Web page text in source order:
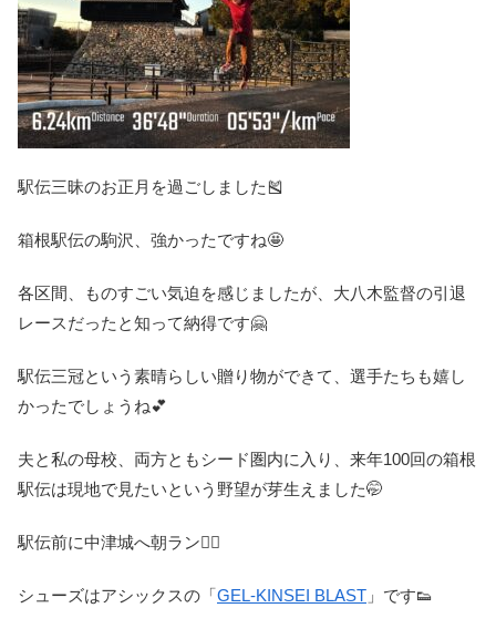
駅伝三昧のお正月を過ごしました🎽
箱根駅伝の駒沢、強かったですね🤩
各区間、ものすごい気迫を感じましたが、大八木監督の引退
レースだったと知って納得です🤗
駅伝三冠という素晴らしい贈り物ができて、選手たちも嬉し
かったでしょうね💕
夫と私の母校、両方ともシード圏内に入り、来年100回の箱根
駅伝は現地で見たいという野望が芽生えました🤭
駅伝前に中津城へ朝ラン🏃‍♀️
シューズはアシックスの「GEL-KINSEI BLAST 」です👟